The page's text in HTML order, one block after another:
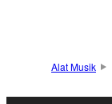
Alat Musik